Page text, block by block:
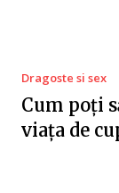
Dragoste si sex
Cum poți
viața de